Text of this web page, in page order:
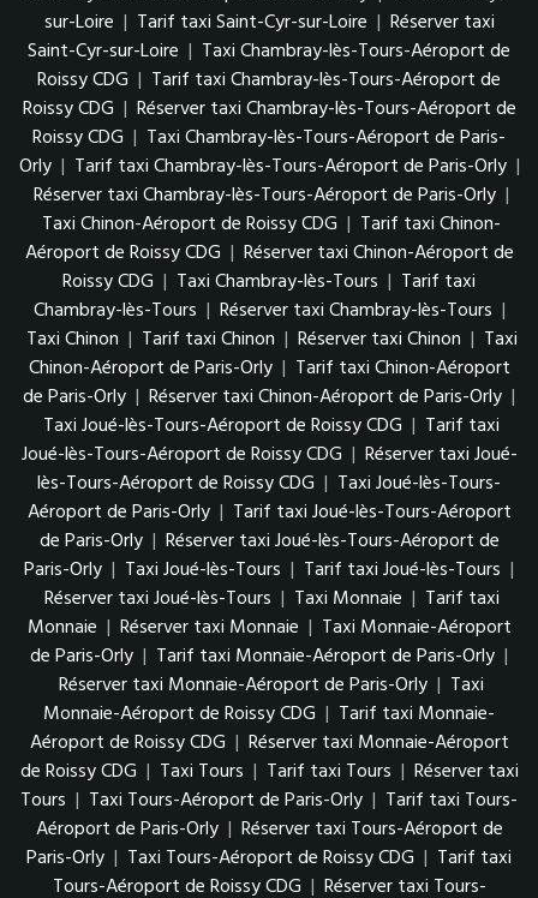
sur-Loire | Tarif taxi Saint-Cyr-sur-Loire | Réserver taxi
Saint-Cyr-sur-Loire | Taxi Chambray-lès-Tours-Aéroport de
Roissy CDG | Tarif taxi Chambray-lès-Tours-Aéroport de
Roissy CDG | Réserver taxi Chambray-lès-Tours-Aéroport de
Roissy CDG | Taxi Chambray-lès-Tours-Aéroport de Paris-
Orly | Tarif taxi Chambray-lès-Tours-Aéroport de Paris-Orly |
Réserver taxi Chambray-lès-Tours-Aéroport de Paris-Orly |
Taxi Chinon-Aéroport de Roissy CDG | Tarif taxi Chinon-
Aéroport de Roissy CDG | Réserver taxi Chinon-Aéroport de
Roissy CDG | Taxi Chambray-lès-Tours | Tarif taxi
Chambray-lès-Tours | Réserver taxi Chambray-lès-Tours |
Taxi Chinon | Tarif taxi Chinon | Réserver taxi Chinon | Taxi
Chinon-Aéroport de Paris-Orly | Tarif taxi Chinon-Aéroport
de Paris-Orly | Réserver taxi Chinon-Aéroport de Paris-Orly |
Taxi Joué-lès-Tours-Aéroport de Roissy CDG | Tarif taxi
Joué-lès-Tours-Aéroport de Roissy CDG | Réserver taxi Joué-
lès-Tours-Aéroport de Roissy CDG | Taxi Joué-lès-Tours-
Aéroport de Paris-Orly | Tarif taxi Joué-lès-Tours-Aéroport
de Paris-Orly | Réserver taxi Joué-lès-Tours-Aéroport de
Paris-Orly | Taxi Joué-lès-Tours | Tarif taxi Joué-lès-Tours |
Réserver taxi Joué-lès-Tours | Taxi Monnaie | Tarif taxi
Monnaie | Réserver taxi Monnaie | Taxi Monnaie-Aéroport
de Paris-Orly | Tarif taxi Monnaie-Aéroport de Paris-Orly |
Réserver taxi Monnaie-Aéroport de Paris-Orly | Taxi
Monnaie-Aéroport de Roissy CDG | Tarif taxi Monnaie-
Aéroport de Roissy CDG | Réserver taxi Monnaie-Aéroport
de Roissy CDG | Taxi Tours | Tarif taxi Tours | Réserver taxi
Tours | Taxi Tours-Aéroport de Paris-Orly | Tarif taxi Tours-
Aéroport de Paris-Orly | Réserver taxi Tours-Aéroport de
Paris-Orly | Taxi Tours-Aéroport de Roissy CDG | Tarif taxi
Tours-Aéroport de Roissy CDG | Réserver taxi Tours-